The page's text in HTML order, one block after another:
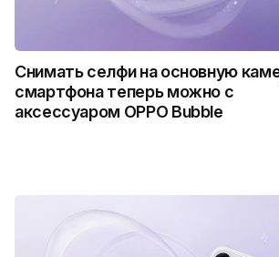
Снимать селфи на основную
смартфона теперь можно с
аксессуаром OPPO Bubble